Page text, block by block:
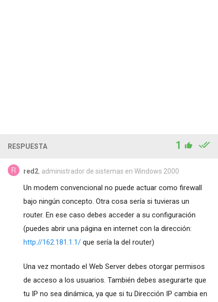
RESPUESTA 1
red2, administrador de sistemas en Windows 2000
Un modem convencional no puede actuar como firewall
bajo ningún concepto. Otra cosa sería si tuvieras un
router. En ese caso debes acceder a su configuración
(puedes abrir una página en internet con la dirección:
http://162.181.1.1/que sería la del router)
Una vez montado el Web Server debes otorgar permisos
de acceso a los usuarios. También debes asegurarte que
tu IP no sea dinámica, ya que si tu Dirección IP cambia en